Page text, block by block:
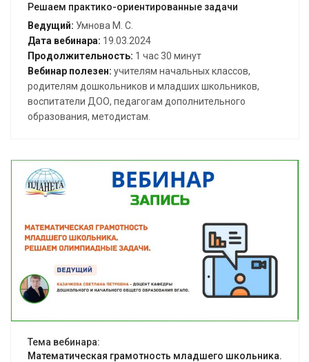
Решаем практико-ориентированные задачи
Ведущий: Умнова М. С.
Дата вебинара: 19.03.2024
Продолжительность: 1 час 30 минут
Вебинар полезен: учителям начальных классов,
родителям дошкольников и младших школьников,
воспитатели ДОО, педагогам дополнительного
образования, методистам.
Открыть вебинар
Тема вебинара:
Математическая грамотность младшего школьника.